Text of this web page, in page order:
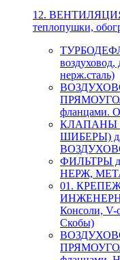
12.
теплопушки,
нерж.сталь)
КЛАПАНЫ
ШИБЕРЫ)
ФИЛЬТРЫ
НЕРЖ,
01.
Консоли,
Скобы)